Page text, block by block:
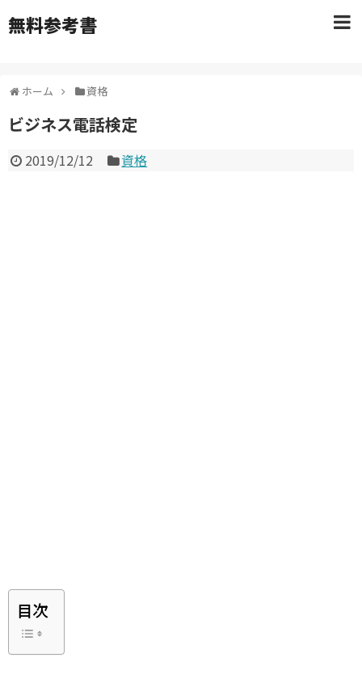
無料参考書
ホーム 資格
ビジネス電話検定
2019/12/12 資格
目次